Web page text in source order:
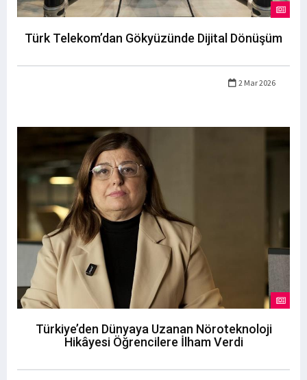
Türk Telekom’dan Gökyüzünde Dijital Dönüşüm
2 Mar 2026
Türkiye’den Dünyaya Uzanan Nöroteknoloji
Hikâyesi Öğrencilere İlham Verdi